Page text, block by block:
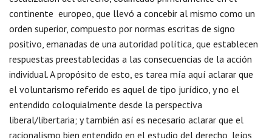
continente europeo, que llevó a concebir al mismo como un
orden superior, compuesto por normas escritas de signo
positivo, emanadas de una autoridad política, que establecen
respuestas preestablecidas a las consecuencias de la acción
individual. A propósito de esto, es tarea mía aquí aclarar que
el voluntarismo referido es aquel de tipo jurídico, y no el
entendido coloquialmente desde la perspectiva
liberal/libertaria; y también así es necesario aclarar que el
racionalismo bien entendido en el estudio del derecho, lejos